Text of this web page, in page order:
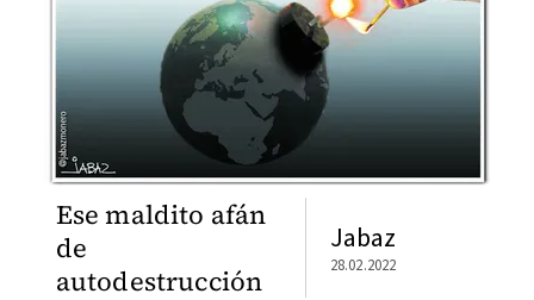
Ese maldito afán
de
autodestrucción
Jabaz
28.02.2022